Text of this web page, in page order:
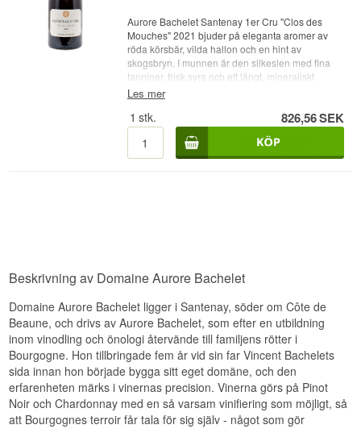
Aurore Bachelet Santenay 1er Cru "Clos des
Mouches" 2021 bjuder på eleganta aromer av
röda körsbär, vilda hallon och en hint av
skogsbryn. I munnen är den silkeslen med fina
tanniner, frisk syra och ett långt, mineraliskt
avslut. Ett klassiskt, feminint Bourgognevin med
både karaktär och finess.
Vinhus: Aurore Bachelet
Namn: Santenay 1er Cru
Årgång: 2021
Les mer
1 stk. 826,56SEK
Beskrivning av Domaine Aurore Bachelet
Domaine Aurore Bachelet ligger i Santenay, söder om Côte de
Beaune, och drivs av Aurore Bachelet, som efter en utbildning
inom vinodling och önologi återvände till familjens rötter i
Bourgogne. Hon tillbringade fem år vid sin far Vincent Bachelets
sida innan hon började bygga sitt eget domäne, och den
erfarenheten märks i vinernas precision. Vinerna görs på Pinot
Noir och Chardonnay med en så varsam vinifiering som möjligt, så
att Bourgognes terroir får tala för sig själv - något som gör